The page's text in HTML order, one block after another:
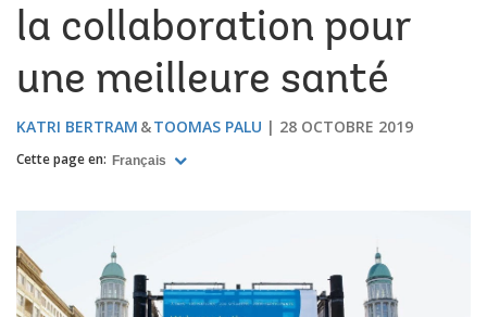
la collaboration pour
une meilleure santé
KATRI BERTRAM TOOMAS PALU 28 OCTOBRE 2019
Cette page en: Français